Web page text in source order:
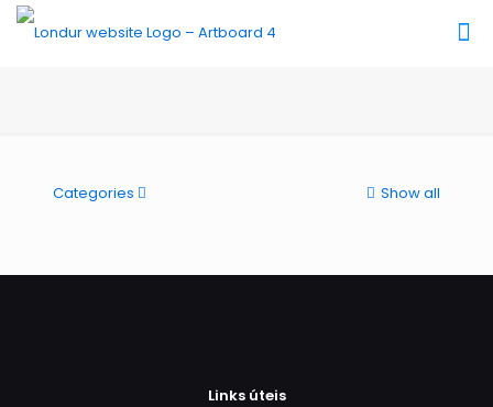
Categories Show all
Links úteis